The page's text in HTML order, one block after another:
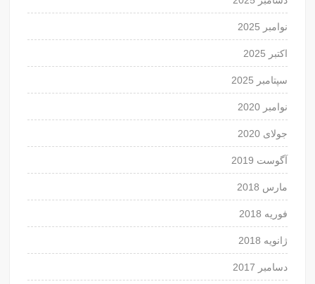
نوامبر 2025
اکتبر 2025
سپتامبر 2025
نوامبر 2020
جولای 2020
آگوست 2019
مارس 2018
فوریه 2018
ژانویه 2018
دسامبر 2017